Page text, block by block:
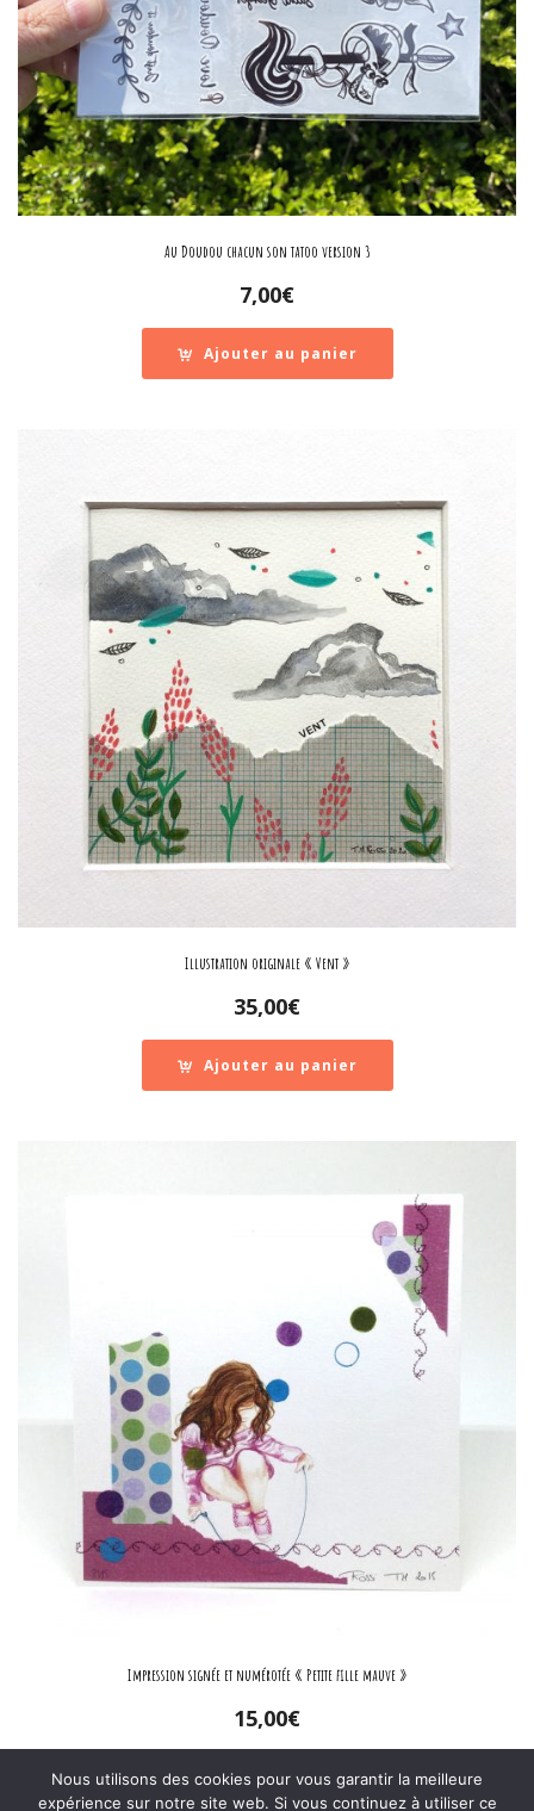
Au Doudou chacun son tatoo version 3
7,00€
Ajouter au panier
Illustration originale « Vent »
35,00€
Ajouter au panier
Impression signée et numérotée « Petite fille mauve »
15,00€
Ajouter au panier
Nous utilisons des cookies pour vous garantir la meilleure
expérience sur notre site web. Si vous continuez à utiliser ce